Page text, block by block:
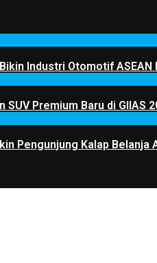
Industri Otomotif
Premium Baru di GIIAS
Pengunjung Kalap Belanja